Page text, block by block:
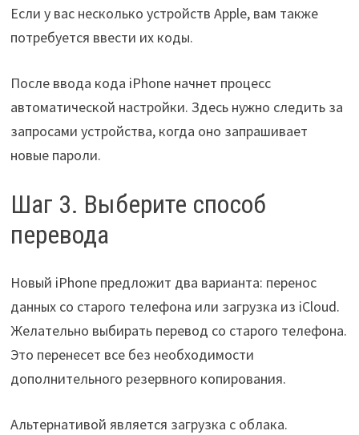
Если у вас несколько устройств Apple, вам также
потребуется ввести их коды.
После ввода кода iPhone начнет процесс
автоматической настройки. Здесь нужно следить за
запросами устройства, когда оно запрашивает
новые пароли.
Шаг 3. Выберите способ
перевода
Новый iPhone предложит два варианта: перенос
данных со старого телефона или загрузка из iCloud.
Желательно выбирать перевод со старого телефона.
Это перенесет все без необходимости
дополнительного резервного копирования.
Альтернативой является загрузка с облака.